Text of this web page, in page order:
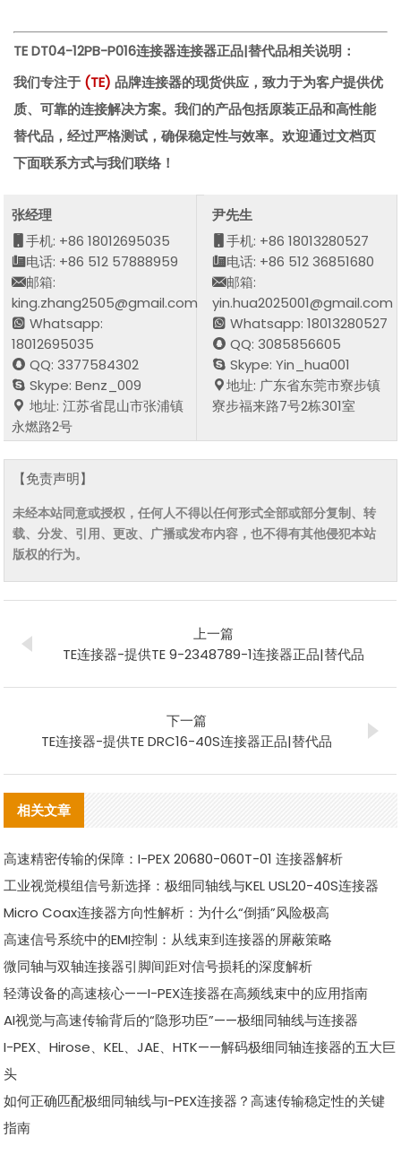
TE DT04-12PB-P016连接器连接器正品|替代品相关说明：
我们专注于 (TE)品牌连接器的现货供应，致力于为客户提供优
质、可靠的连接解决方案。我们的产品包括原装正品和高性能
替代品，经过严格测试，确保稳定性与效率。欢迎通过文档页
下面联系方式与我们联络！
张经理
手机: +86 18012695035
电话: +86 512 57888959
邮箱:
king.zhang2505@gmail.com
Whatsapp:
18012695035
QQ: 3377584302
Skype: Benz_009
地址: 江苏省昆山市张浦镇
永燃路2号
尹先生
手机: +86 18013280527
电话: +86 512 36851680
邮箱:
yin.hua2025001@gmail.com
Whatsapp: 18013280527
QQ: 3085856605
Skype: Yin_hua001
地址: 广东省东莞市寮步镇
寮步福来路7号2栋301室
【免责声明】
未经本站同意或授权，任何人不得以任何形式全部或部分复制、转
载、分发、引用、更改、广播或发布内容，也不得有其他侵犯本站
版权的行为。
上一篇
TE连接器-提供TE 9-2348789-1连接器正品|替代品
下一篇
TE连接器-提供TE DRC16-40S连接器正品|替代品
相关文章
高速精密传输的保障：I-PEX 20680-060T-01 连接器解析
工业视觉模组信号新选择：极细同轴线与KEL USL20-40S连接器
Micro Coax连接器方向性解析：为什么“倒插”风险极高
高速信号系统中的EMI控制：从线束到连接器的屏蔽策略
微同轴与双轴连接器引脚间距对信号损耗的深度解析
轻薄设备的高速核心——I-PEX连接器在高频线束中的应用指南
AI视觉与高速传输背后的“隐形功臣”——极细同轴线与连接器
I-PEX、Hirose、KEL、JAE、HTK——解码极细同轴连接器的五大巨
头
如何正确匹配极细同轴线与I-PEX连接器？高速传输稳定性的关键
指南